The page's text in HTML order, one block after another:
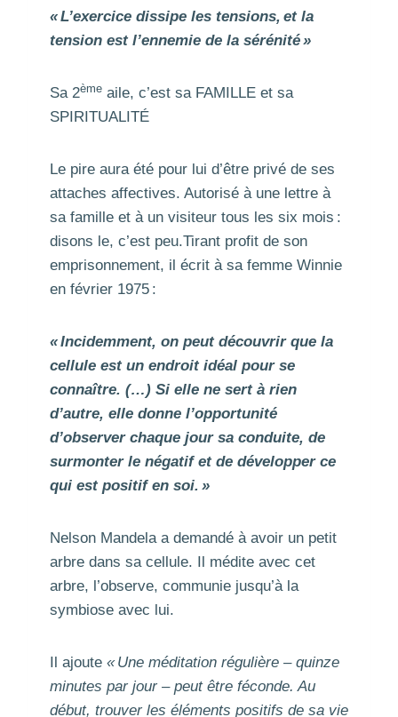
« L’exercice dissipe les tensions, et la
tension est l’ennemie de la sérénité »
Sa 2ème aile, c’est sa FAMILLE et sa
SPIRITUALITÉ
Le pire aura été pour lui d’être privé de ses
attaches affectives. Autorisé à une lettre à
sa famille et à un visiteur tous les six mois :
disons le, c’est peu.Tirant profit de son
emprisonnement, il écrit à sa femme Winnie
en février 1975 :
« Incidemment, on peut découvrir que la
cellule est un endroit idéal pour se
connaître. (…) Si elle ne sert à rien
d’autre, elle donne l’opportunité
d’observer chaque jour sa conduite, de
surmonter le négatif et de développer ce
qui est positif en soi. »
Nelson Mandela a demandé à avoir un petit
arbre dans sa cellule. Il médite avec cet
arbre, l’observe, communie jusqu’à la
symbiose avec lui.
Il ajoute « Une méditation régulière – quinze
minutes par jour – peut être féconde. Au
début, trouver les éléments positifs de sa vie